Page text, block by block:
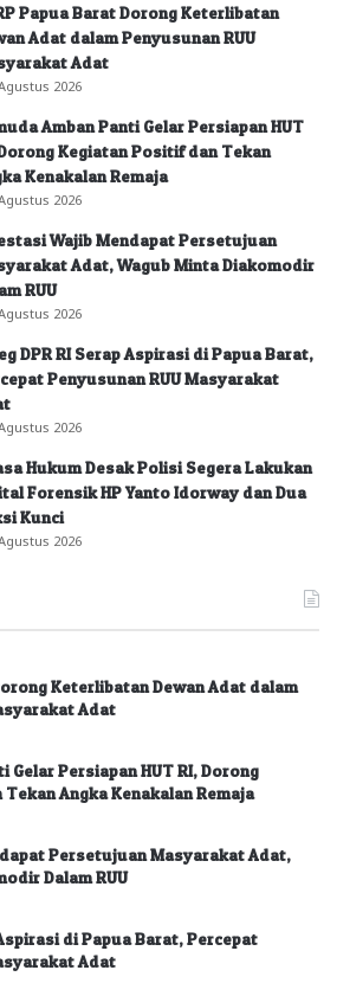
Papua Barat Dorong Keterlibatan
Adat dalam Penyusunan RUU
Adat
2026
Amban Panti Gelar Persiapan HUT
Kegiatan Positif dan Tekan
Kenakalan Remaja
2026
Wajib Mendapat Persetujuan
Adat, Wagub Minta Diakomodir
RUU
2026
DPR RI Serap Aspirasi di Papua Barat,
Penyusunan RUU Masyarakat
2026
Hukum Desak Polisi Segera Lakukan
Forensik HP Yanto Idorway dan Dua
Kunci
2026
Keterlibatan Dewan Adat dalam
Adat
Gelar Persiapan HUT RI, Dorong
Angka Kenakalan Remaja
Persetujuan Masyarakat Adat,
Dalam RUU
di Papua Barat, Percepat
Adat